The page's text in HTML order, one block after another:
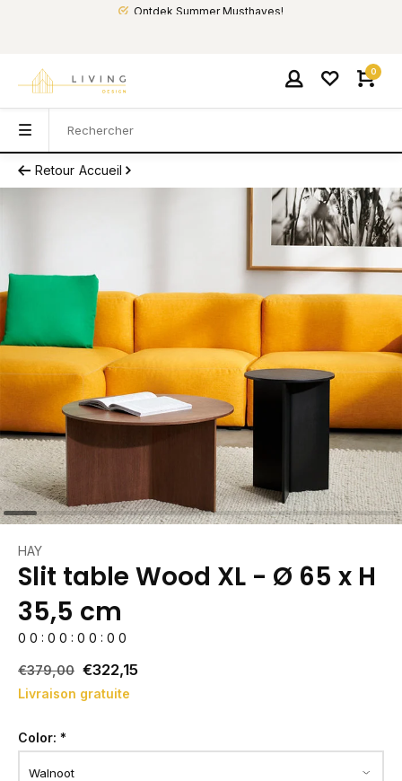
Ontdek Summer Musthaves!
0
Retour Accueil
HAY
Slit table Wood XL - Ø 65 x H
35,5 cm
0 0 : 0 0 : 0 0 : 0 0
€379,00 €322,15
Livraison gratuite
Color: *